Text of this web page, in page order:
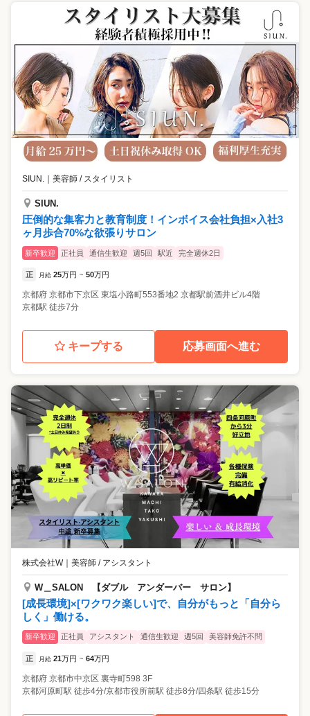
SIUN. 美容師 / スタイリスト
SIUN.
圧倒的な集客力と教育制度！インボイス会社負担×入社3
ヶ月歩合70%な欲張りサロン
新卒歓迎 正社員 通信生歓迎 週5回 駅近 完全週休2日
正 月給 25万円 ~ 50万円
京都府 京都市下京区 東塩小路町553番地2 京都駅前酒井ビル4階
京都駅 徒歩7分
キープする 応募画面へ進む
株式会社W｜ 美容師 / アシスタント
W＿SALON 【ダブル アンダーバー サロン】
[成長環境]×[ワクワク楽しい]で、自分がもっと「自分ら
しく」働ける。
新卒歓迎 正社員 アシスタント 通信生歓迎 週5回 美容師免許不問
正 月給 21万円 ~ 64万円
京都府 京都市中京区 裏寺町598 3F
京都河原町駅 徒歩4分/京都市役所前駅 徒歩8分/四条駅 徒歩15分